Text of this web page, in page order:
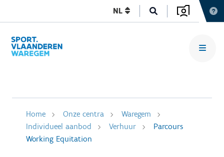
NL
Home Onze centra
Waregem
Individueel aanbod
Verhuur
Parcours
Working Equitation